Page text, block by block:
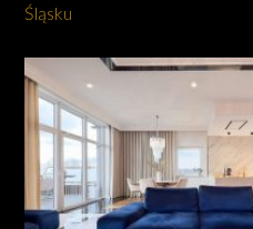
Śląsku